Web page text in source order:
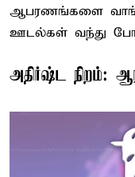
ஆபரணங்களை
ஊடல்கள் வந்து
அதிர்ஷ்ட நிறம்: